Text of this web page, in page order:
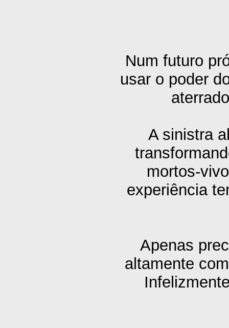
Num futuro
usar o poder
A sinistra
mortos-
experiência
Apenas
altamente